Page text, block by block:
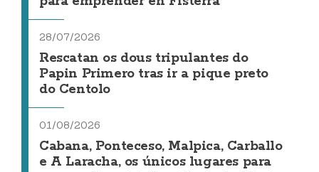
28/07/2026
Rescatan os dous tripulantes do
Papin Primero tras ir a pique preto
do Centolo
01/08/2026
Cabana, Ponteceso, Malpica, Carballo
e A Laracha, os únicos lugares para